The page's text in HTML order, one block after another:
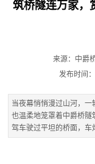
筑桥隧连万家
来源：中爵
发布时间
当夜幕悄悄漫过山河，一
也温柔地笼罩着中爵桥隧
驾车驶过平坦的桥面，车